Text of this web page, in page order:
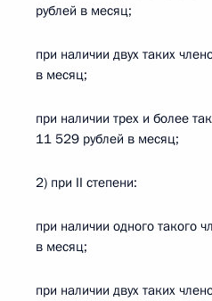
рублей в месяц;
при наличии двух таких
в месяц;
при наличии трех и более
11 529 рублей в месяц;
2) при II степени:
при наличии одного такого
в месяц;
при наличии двух таких